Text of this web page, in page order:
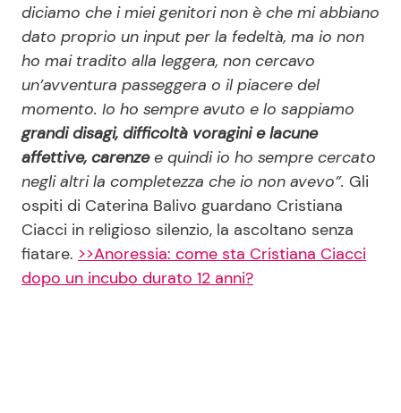
Contattaci
Pubblicità
Privacy Policy
diciamo che i miei genitori non è che mi abbiano
dato proprio un input per la fedeltà, ma io non
ho mai tradito alla leggera, non cercavo
un’avventura passeggera o il piacere del
momento. Io ho sempre avuto e lo sappiamo
grandi disagi, difficoltà voragini e lacune
affettive, carenzee quindi io ho sempre cercato
negli altri la completezza che io non avevo”. Gli
ospiti di Caterina Balivo guardano Cristiana
Ciacci in religioso silenzio, la ascoltano senza
fiatare. >>Anoressia: come sta Cristiana Ciacci
dopo un incubo durato 12 anni?